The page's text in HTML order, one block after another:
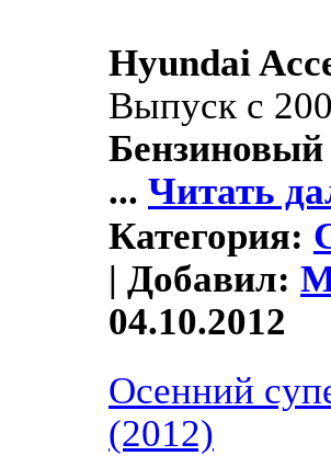
Hyundai
Выпуск с
Бензиновый
... Читать
Категория:
| Добавил:
04.10.2012
Осенний
(2012)